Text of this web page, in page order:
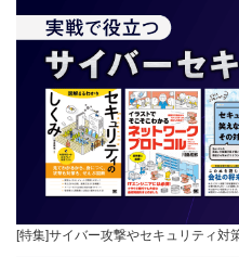
[特集]サイバー攻撃やセキュリティ対